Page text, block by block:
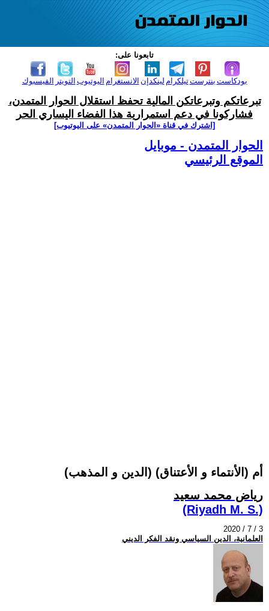
تابعونا على:
الفيسبوك التويتر اليوتيوب الانستغرام لينكدإن تيلكرامبنترست بودكاست
تبرعاتكم وتبرعاتكن المالية تحفظ استقلال الحوار المتمدن،
فشاركونا في دعم استمرارية هذا الفضاء اليساري الحر
[اشترك في قناة ‫«الحوار المتمدن» على اليوتيوب]
الحوار المتمدن - موبايل
الموقع الرئيسي
(الدين و المذهب) أم (الأنتماء و الأعتناق)
رياض محمد سعيد
(Riyadh M. S.)
2020 / 7 / 3
العلمانية، الدين السياسي ونقد الفكر الديني